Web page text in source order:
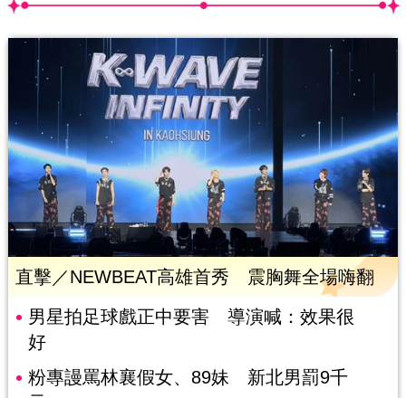
直擊／NEWBEAT高雄首秀 震胸舞全場嗨翻
男星拍足球戲正中要害 導演喊：效果很
好
粉專謾罵林襄假女、89妹 新北男罰9千